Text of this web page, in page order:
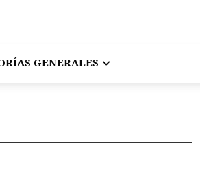
GENERALES